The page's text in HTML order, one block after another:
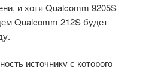
и хотя Qualcomm 9205S
Qualcomm 212S будет
источнику с которого